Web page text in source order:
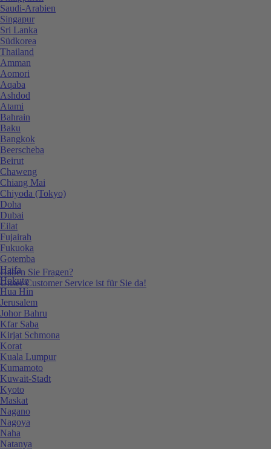
Haben Sie Fragen?
Unser Customer Service ist für Sie da!
Saudi-Arabien
Singapur
Sri Lanka
Südkorea
Thailand
Amman
Aomori
Aqaba
Ashdod
Atami
Bahrain
Baku
Bangkok
Beerscheba
Beirut
Chaweng
Chiang Mai
Chiyoda (Tokyo)
Doha
Dubai
Eilat
Fujairah
Fukuoka
Gotemba
Haifa
Hokuto
Hua Hin
Jerusalem
Johor Bahru
Kfar Saba
Kirjat Schmona
Korat
Kuala Lumpur
Kumamoto
Kuwait-Stadt
Kyoto
Maskat
Nagano
Nagoya
Naha
Natanya